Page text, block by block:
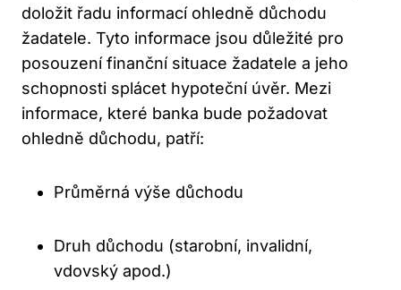
doložit řadu informací ohledně důchodu
žadatele. Tyto informace jsou důležité pro
posouzení finanční situace žadatele a jeho
schopnosti splácet hypoteční úvěr. Mezi
informace, které banka bude požadovat
ohledně důchodu, patří:
Průměrná výše důchodu
Druh důchodu (starobní, invalidní,
vdovský apod.)